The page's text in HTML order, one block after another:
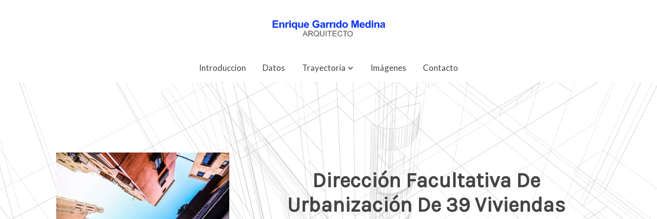
Introduccion Datos Trayectoria Imágenes Contacto
Dirección Facultativa De
Urbanización De 39 Viviendas